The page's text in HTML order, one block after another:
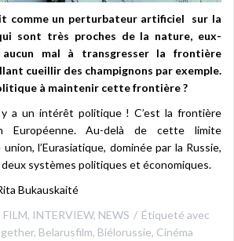
comme un perturbateur artificiel sur la
sont très proches de la nature, eux-
mal à transgresser la frontière
cueillir des champignons par exemple.
à maintenir cette frontière ?
y a un intérêt politique ! C’est la frontière
Européenne. Au-delà de cette limite
l’Eurasiatique, dominée par la Russie,
systèmes politiques et économiques.
Bukauskaité
FILM, INTERVIEW, NEWS
Étiqueté avec
, Belarusfilm, Biélorussie, Cinéma